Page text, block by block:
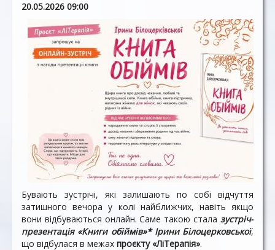
20.05.2026 09:00
Бувають зустрічі, які залишають по собі відчуття
затишного вечора у колі найближчих, навіть якщо
вони відбуваються онлайн. Саме такою стала зустріч-
презентація «Книги обіймів»* Ірини Білоцерковської,
що відбулася в межах проєкту «ЛіТерапія».